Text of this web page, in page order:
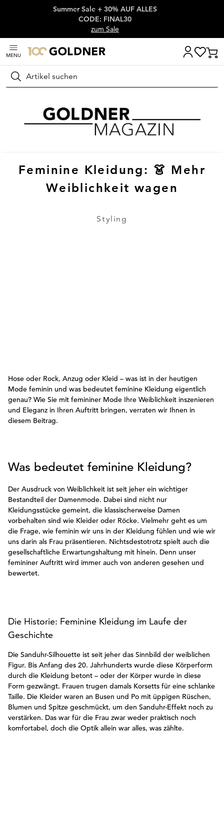
Überspringe Navigation, direkt zum Content
Summer Sale + 30% AUF ALLES
CODE: FINAL30
zum Sale
MENU
Suchen
Feminine Kleidung: 👗 Mehr
Weiblichkeit wagen
Styling
Hose oder Rock, Anzug oder Kleid – was ist in der heutigen
Mode feminin und was bedeutet feminine Kleidung eigentlich
genau? Wie Sie mit femininer Mode Ihre Weiblichkeit inszenieren
und Eleganz in Ihren Auftritt bringen, verraten wir Ihnen in
diesem Beitrag.
Was bedeutet feminine Kleidung?
Der Ausdruck von Weiblichkeit ist seit jeher ein wichtiger
Bestandteil der Damenmode. Dabei sind nicht nur
Kleidungsstücke gemeint, die klassischerweise Damen
vorbehalten sind wie Kleider oder Röcke. Vielmehr geht es um
die Frage, wie feminin wir uns in der Kleidung fühlen und wie wir
uns darin als Frau präsentieren. Nichtsdestotrotz spielt auch die
gesellschaftliche Erwartungshaltung mit hinein. Denn unser
femininer Auftritt wird immer auch von anderen gesehen und
bewertet.
Die Historie: Feminine Kleidung im Laufe der
Geschichte
Die Sanduhr-Silhouette ist seit jeher das Sinnbild der weiblichen
Figur. Bis Anfang des 20. Jahrhunderts wurde diese Körperform
durch die Kleidung betont – oder der Körper wurde in diese
Form gezwängt. Frauen trugen damals Korsetts für eine schlanke
Taille. Die Kleider waren an Busen und Po mit üppigen Rüschen,
Blumen und Spitze geschmückt, um den Sanduhr-Effekt noch zu
verstärken. Das war für die Frau zwar weder praktisch noch
komfortabel, doch die Optik allein war alles, was zählte.